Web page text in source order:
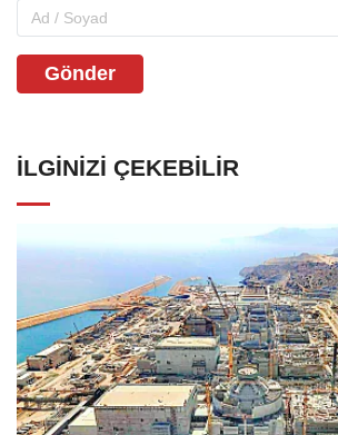
Gönder
İLGINIZI ÇEKEBILIR